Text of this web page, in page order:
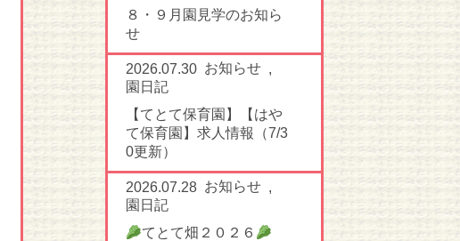
８・９月園見学のお知ら
せ
2026.07.30 お知らせ ,
園日記
【てとて保育園】【はや
て保育園】求人情報（7/3
0更新）
2026.07.28 お知らせ ,
園日記
てとて畑２０２６